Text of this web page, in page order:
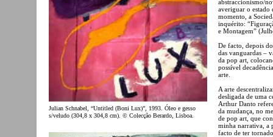
Julian Schnabel, “Untitled (Boni Lux)”, 1993. Óleo e gesso
s/veludo (304,8 x 304,8 cm). © Colecção Berardo, Lisboa.
abstraccionismo/
averiguar o estado
momento, a
inquérito:
e Montagem”
De facto, depois
das vanguardas –
da pop art,
possível
arte.
A arte
desligada de uma
Arthur Danto
da mudança, no
de pop art, que
minha narrativa, a
facto de ter